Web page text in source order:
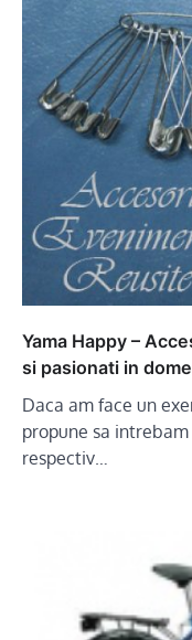
Yama Happy –
si pasionati in
Daca am face un
propune sa intrebam
respectiv…